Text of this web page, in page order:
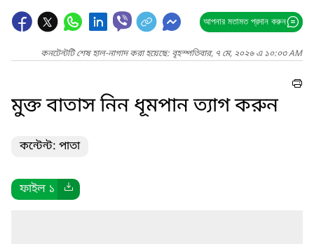
আপনার মতামত প্রদান করুন
কনটেন্টটি শেষ হাল-নাগাদ করা হয়েছে: বৃহস্পতিবার, ৭ মে, ২০২৬ এ ১০:০৩ AM
মুক্ত বাতাস নিন ধূমপান ত্যাগ করুন
কন্টেন্ট: পাতা
ফাইল ১